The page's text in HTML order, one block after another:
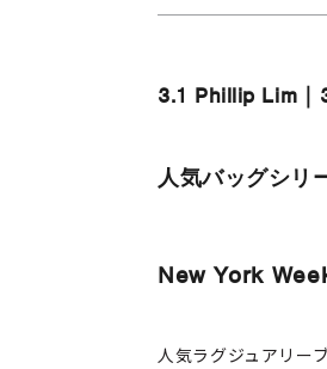
3.1 Phillip Lim｜
人気バッグシリ
New York
人気ラグジュアリー